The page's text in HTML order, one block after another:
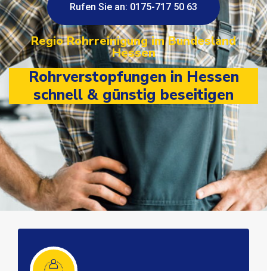
Rufen Sie an: 0175-717 50 63
Regio Rohrreinigung im Bundesland
Hessen
Rohrverstopfungen in Hessen
schnell & günstig beseitigen